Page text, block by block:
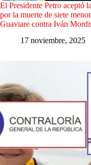
El Presidente Petro aceptó
por la muerte de siete
Guaviare contra Iván
17 noviembre, 2025